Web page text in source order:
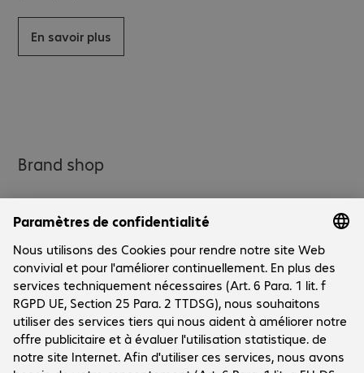
En savoir plus
Brand shop
Le groupe